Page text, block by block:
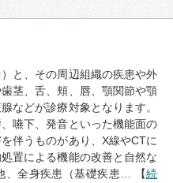
と、その周辺組織の疾患や外
茎、舌、頬、唇、顎関節や顎
などが診療対象となります。
嚥下、発音といった機能面の
伴うものがあり、X線やCTに
置による機能の改善と自然な
、全身疾患（基礎疾患… 【続